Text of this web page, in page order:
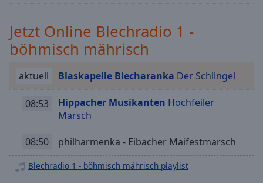
subtitles
settings
opens
settings
subtitles
Audio
Track
Jetzt Online Blechradio 1 -
böhmisch mährisch
aktuell Blaskapelle Blecharanka Der Schlingel
08:53 Hippacher Musikanten Hochfeiler
Marsch
08:50 philharmenka - Eibacher Maifestmarsch
Blechradio 1 - böhmisch mährisch playlist